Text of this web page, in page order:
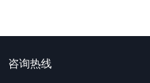
咨询热线